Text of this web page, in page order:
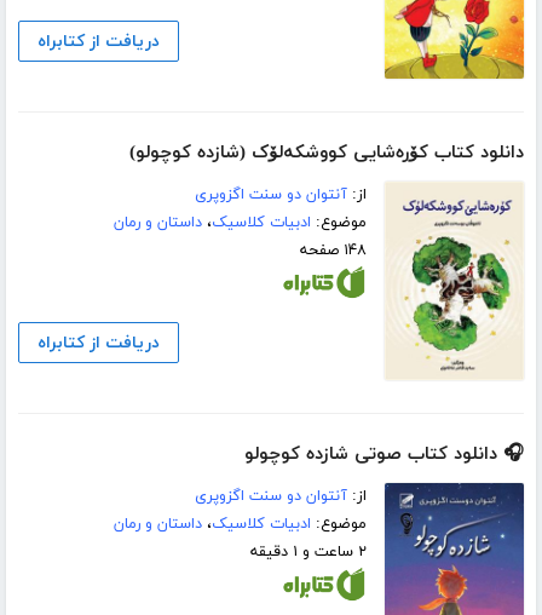
دریافت از کتابراه
دانلود کتاب کۆره‌شایی کووشکه‌لۆک (شازده کوچولو)
از:آنتوان دو سنت اگزوپری
موضوع: ادبیات کلاسیک،داستان و رمان
۱۴۸ صفحه
دریافت از کتابراه
🎧 دانلود کتاب صوتی شازده کوچولو
از:آنتوان دو سنت اگزوپری
موضوع: ادبیات کلاسیک،داستان و رمان
۲ ساعت و ۱ دقیقه